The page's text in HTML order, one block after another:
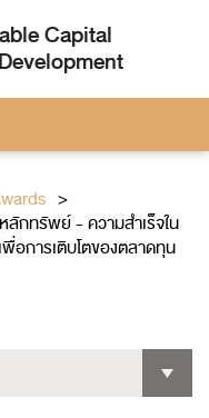
Capital
กทรัพย์ - ความสำเร็จใน
อการเติบโตของตลาดทุน